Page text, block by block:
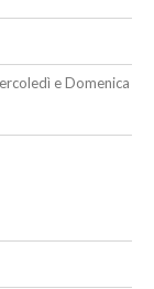
e Domenica